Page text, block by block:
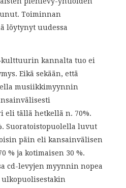
Toiminnan
löytynyt uudessa
kannalta tuo ei
Eikä sekään, että
musiikkimyynnin
eli tällä hetkellä n. 70%.
Suoratoistopuolella luvut
päin eli kansainvälisen
% ja kotimaisen 30 %.
cd-levyjen myynnin nopea